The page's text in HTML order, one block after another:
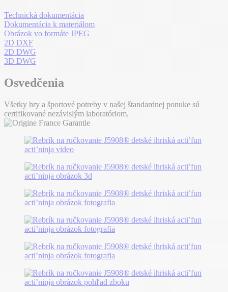
Technická dokumentácia
Dokumentácia k materiálom
Obrázok vo formáte JPEG
2D DXF
2D DWG
3D DWG
Osvedčenia
Všetky hry a športové potreby v našej štandardnej ponuke sú
certifikované nezávislým laboratóriom.